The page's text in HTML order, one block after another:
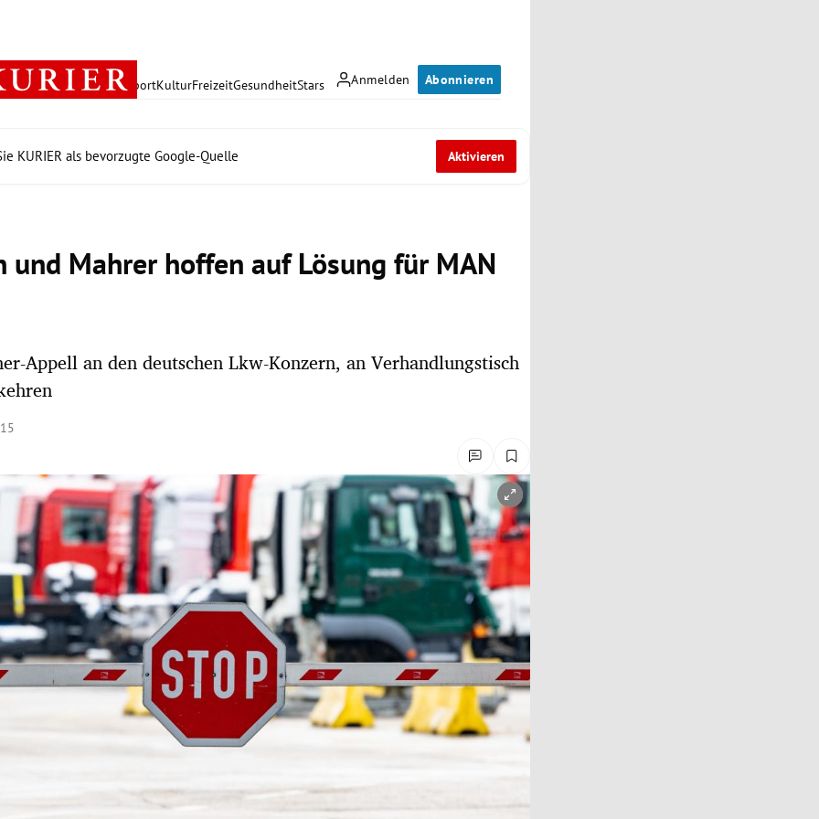
Anmelden Abonnieren
PolitikWirtschaft SportKulturFreizeitGesundheitStars
KURIER als bevorzugte Google-Quelle Aktivieren
und Mahrer hoffen auf Lösung für MAN
Appell an den deutschen Lkw-Konzern, an Verhandlungstisch
öffnen/schließen